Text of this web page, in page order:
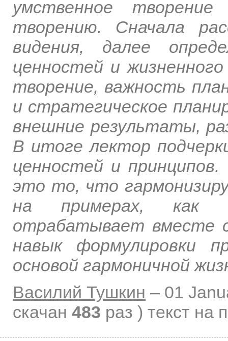
умственное творение
творению. Сначала
видения, далее
ценностей и
творение, важность
и стратегическое
внешние результаты,
В итоге лектор
ценностей и
это то, что
на примерах, как
отрабатывает вместе
навык формулировки
основой гармоничной
Василий Тушкин – 01
скачан 483 раз ) текст на